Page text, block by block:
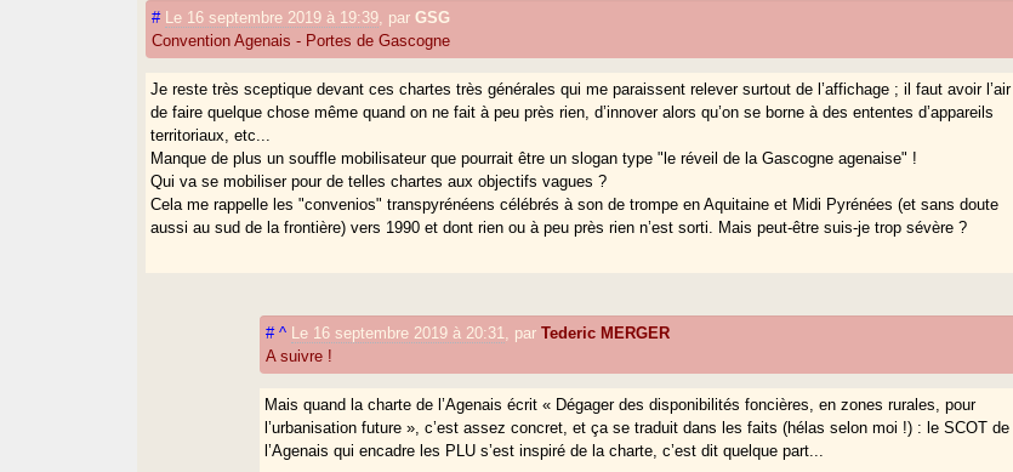
# Le 16 septembre 2019 à 19:39 parGSG
Convention Agenais - Portes de Gascogne
Je reste très sceptique devant ces chartes très générales qui me paraissent relever surtout de l’affichage ; il faut avoir l’air
de faire quelque chose même quand on ne fait à peu près rien, d’innover alors qu’on se borne à des ententes d’appareils
territoriaux, etc...
Manque de plus un souffle mobilisateur que pourrait être un slogan type "le réveil de la Gascogne agenaise" !
Qui va se mobiliser pour de telles chartes aux objectifs vagues ?
Cela me rappelle les "convenios" transpyrénéens célébrés à son de trompe en Aquitaine et Midi Pyrénées (et sans doute
aussi au sud de la frontière) vers 1990 et dont rien ou à peu près rien n’est sorti. Mais peut-être suis-je trop sévère ?
# ^ Le 16 septembre 2019 à 20:31 parTederic MERGER
A suivre !
Mais quand la charte de l’Agenais écrit « Dégager des disponibilités foncières, en zones rurales, pour
l’urbanisation future », c’est assez concret, et ça se traduit dans les faits (hélas selon moi !) : le SCOT de
l’Agenais qui encadre les PLU s’est inspiré de la charte, c’est dit quelque part...